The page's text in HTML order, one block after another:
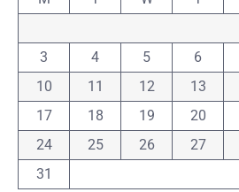
3
4 5 6
10
11 12 13
17
18 19 20
24
25 26 27
31